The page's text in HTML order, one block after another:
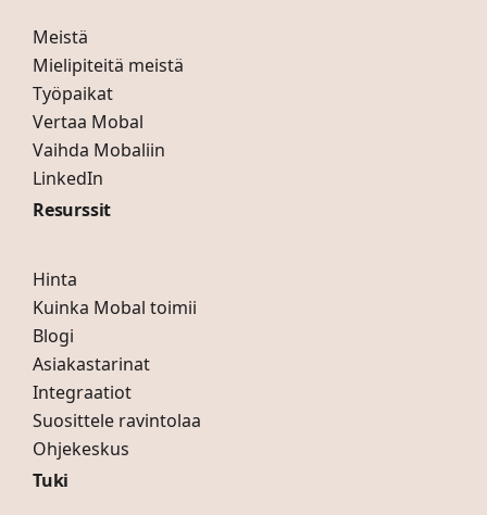
Meistä
Mielipiteitä meistä
Työpaikat
Vertaa Mobal
Vaihda Mobaliin
LinkedIn
Resurssit
Hinta
Kuinka Mobal toimii
Blogi
Asiakastarinat
Integraatiot
Suosittele ravintolaa
Ohjekeskus
Tuki